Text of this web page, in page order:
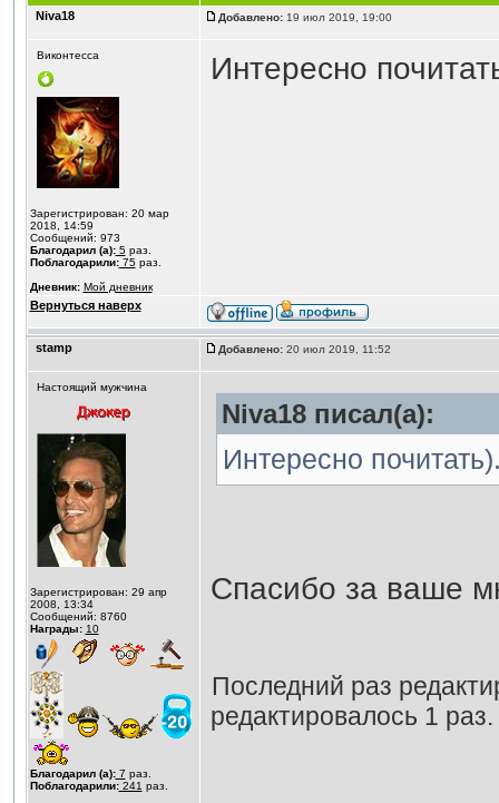
Niva18 Добавлено:19 июл 2019, 19:00
Виконтесса
Зарегистрирован: 20 мар
2018, 14:59
Сообщений: 973
Благодарил (а):5раз.
Поблагодарили:75раз.
Дневник: Мой дневник
Интересно
Вернуться наверх
stamp Добавлено:20 июл 2019, 11:52
Настоящий мужчина
Зарегистрирован: 29 апр
2008, 13:34
Сообщений: 8760
Награды: 10
Благодарил (а):7 раз.
Поблагодарили:241 раз.
Niva18 писал(а):
Интересно
Спасибо за ваше
Последний раз
редактировалось 1 раз.